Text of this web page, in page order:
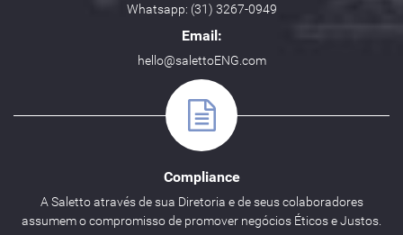
Whatsapp: (31) 3267-0949
Email:
hello@salettoENG.com
Compliance
A Saletto através de sua Diretoria e de seus colaboradores
assumem o compromisso de promover negócios Éticos e Justos.